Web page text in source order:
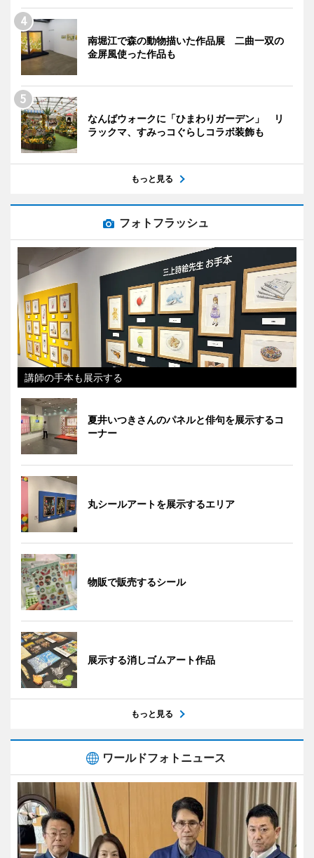
南堀江で森の動物描いた作品展 二曲一双の
金屏風使った作品も
なんばウォークに「ひまわりガーデン」 リ
ラックマ、すみっコぐらしコラボ装飾も
もっと見る
フォトフラッシュ
講師の手本も展示する
夏井いつきさんのパネルと俳句を展示するコ
ーナー
丸シールアートを展示するエリア
物販で販売するシール
展示する消しゴムアート作品
もっと見る
ワールドフォトニュース